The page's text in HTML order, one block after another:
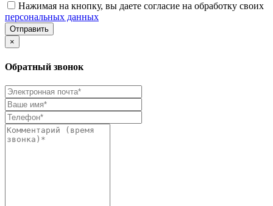
Нажимая на кнопку, вы даете согласие на обработку своих
персональных данных
Отправить
×
Обратный звонок